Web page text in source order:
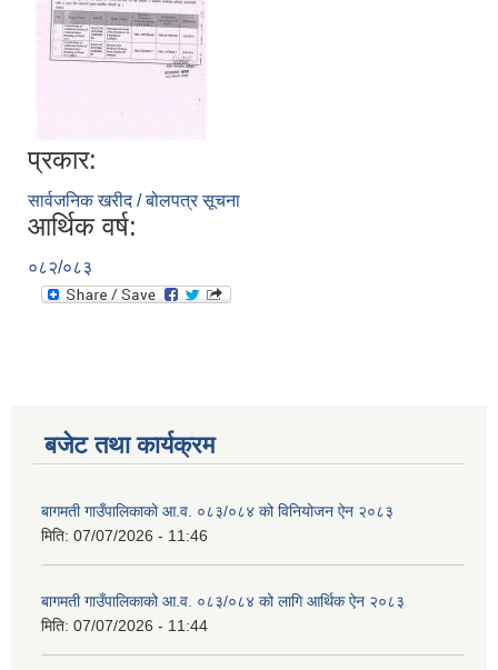
प्रकार:
सार्वजनिक खरीद / बोलपत्र सूचना
आर्थिक वर्ष:
०८२/०८३
बजेट तथा कार्यक्रम
बागमती गाउँपालिकाको आ.व. ०८३/०८४ को विनियोजन ऐन २०८३
मिति: 07/07/2026 - 11:46
बागमती गाउँपालिकाको आ.व. ०८३/०८४ को लागि आर्थिक ऐन २०८३
मिति: 07/07/2026 - 11:44